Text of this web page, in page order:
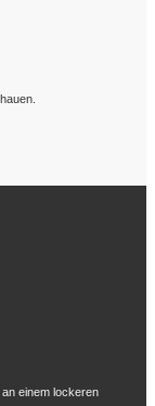
einem lockeren